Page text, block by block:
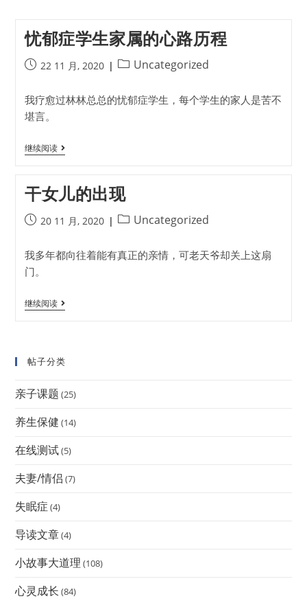
忧郁症学生家属的心路历程
22 11 月, 2020 Uncategorized
我疗愈过林林总总的忧郁症学生，每个学生的家人是苦不
堪言。
继续阅读
干女儿的出现
20 11 月, 2020 Uncategorized
我多年都向往着能有真正的亲情，可老天爷却关上这扇
门。
继续阅读
帖子分类
亲子课题 (25)
养生保健 (14)
在线测试(5)
夫妻/情侣 (7)
失眠症 (4)
导读文章(4)
小故事大道理 (108)
心灵成长 (84)